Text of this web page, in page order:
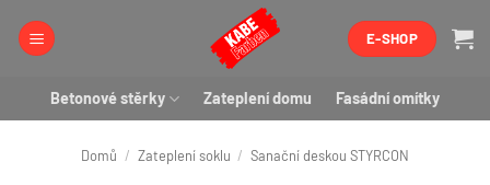
E-SHOP
Betonové stěrky Zateplení domu Fasádní omítky
Domů / Zateplení soklu / Sanační deskou STYRCON